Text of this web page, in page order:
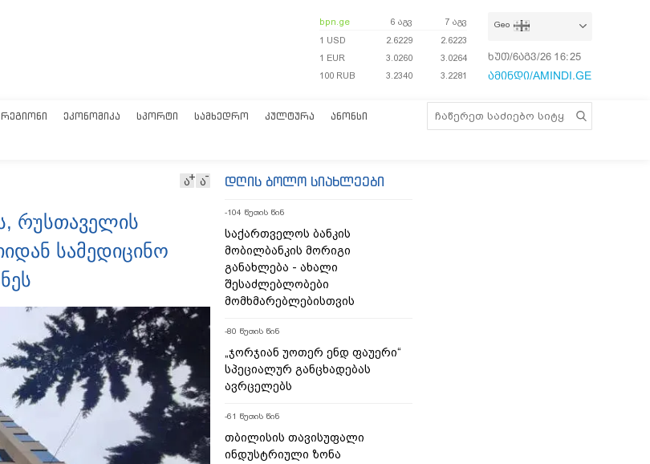
bpn.ge 6 აგვ
7 აგვ
1 USD
2.6229
2.6223
1 EUR
3.0260
3.0264
100 RUB
3.2340 3.2281
Geo
ხუთ/6აგვ/26 16:25:13
ამინდი/AMINDI.GE
ᲠᲔᲒᲘᲝᲜᲘ ᲔᲙᲝᲜᲝᲛᲘᲙᲐ ᲡᲞᲝᲠᲢᲘ ᲡᲐᲛᲮᲔᲓᲠᲝ ᲙᲣᲚᲢᲣᲠᲐ ᲐᲜᲝᲜᲡᲘ
ა ა
რუსთაველის
სამედიცინო
დღის ბოლო სიახლეები
-104 წუთის წინ
საქართველოს ბანკის
მობილბანკის მორიგი
განახლება - ახალი
შესაძლებლობები
მომხმარებლებისთვის
-80 წუთის წინ
„ჯორჯიან უოთერ ენდ ფაუერი“
სპეციალურ განცხადებას
ავრცელებს
-61 წუთის წინ
თბილისის თავისუფალი
ინდუსტრიული ზონა